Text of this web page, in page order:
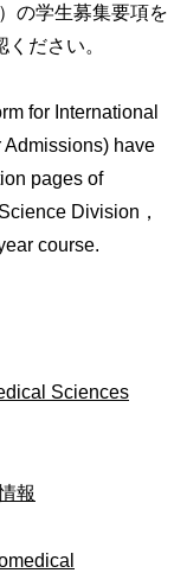
の学生募集要項を
ださい。
for International
have
pages of
Division，
course.
Sciences
報